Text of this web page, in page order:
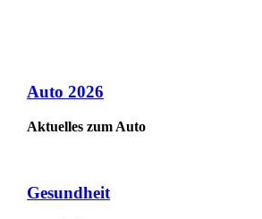
Auto 2026
Aktuelles zum Auto
Gesundheit